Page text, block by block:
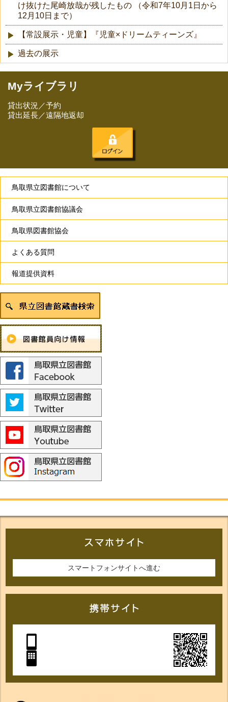
け抜けた尾崎放哉が残したもの （令和7年10月1日から
12月10日まで）
【常設展示・児童】『児童×ドリームティーンズ』
過去の展示
Myライブラリ
貸出状況／予約
貸出延長／遠隔地返却
鳥取県立図書館について
鳥取県立図書館協議会
鳥取県図書館協会
よくある質問
報道提供資料
スマートフォンサイトへ進む